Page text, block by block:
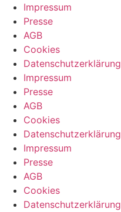
Impressum
Presse
AGB
Cookies
Datenschutzerklärung
Impressum
Presse
AGB
Cookies
Datenschutzerklärung
Impressum
Presse
AGB
Cookies
Datenschutzerklärung